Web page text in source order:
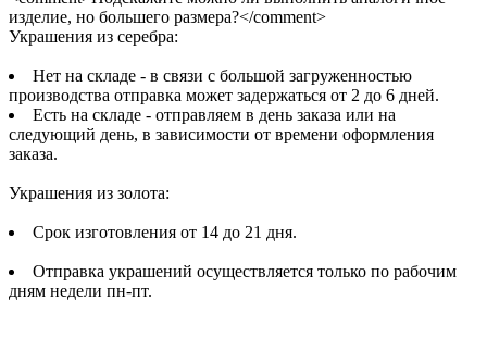
изделие, но большего размера?</comment>
Украшения из серебра:
Нет на складе - в связи с большой загруженностью
производства отправка может задержаться от 2 до 6 дней.
Есть на складе - отправляем в день заказа или на
следующий день, в зависимости от времени оформления
заказа.
Украшения из золота:
Срок изготовления от 14 до 21 дня.
Отправка украшений осуществляется только по рабочим
дням недели пн-пт.